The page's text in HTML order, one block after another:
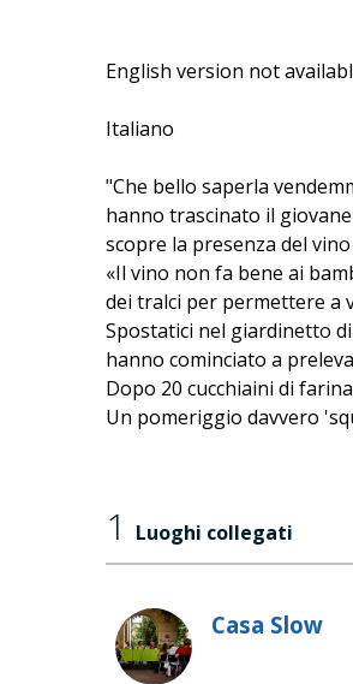
English version not
Italiano
"Che bello saperla
hanno trascinato il
scopre la presenza del
«Il vino non fa bene ai
dei tralci per permettere a
Spostatici nel giardinetto
hanno cominciato a
Dopo 20 cucchiaini di
Un pomeriggio davvero
1 Luoghi collegati
Casa Slow